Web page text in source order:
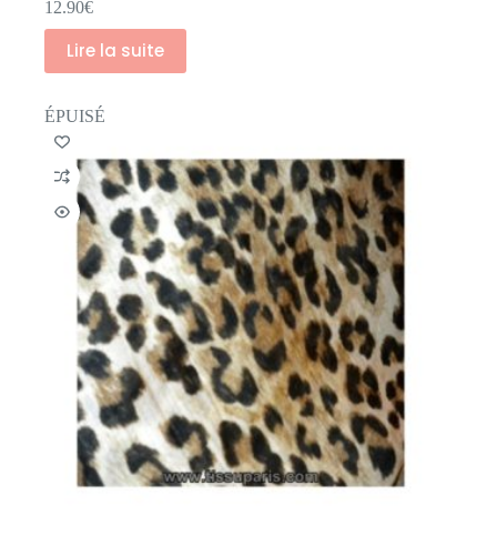
12.90€
Lire la suite
ÉPUISÉ